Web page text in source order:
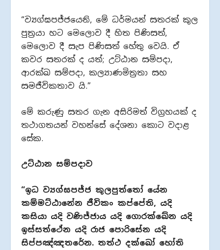
“ව්‍යග්ඝපජ්ජයෙනි, මේ ධර්මයන් සතරක් කුල
පුත්‍රයා හට මෙලොව දී හිත පිණිසත්,
මෙලොව දී සැප පිණිසත් හේතු වෙයි. ඒ
කවර සතරක් ද යත්; උට්ඨාන සම්පදා,
ආරක්ඛ සම්පදා, කල්‍යාණමිත්‍රතා සහ
සමජීවිකතාව යි.”
මේ කරුණු සතර ගැන අසිරිමත් විග්‍රහයක් ද
තථාගතයන් වහන්සේ දේශනා කොට වදාළ
සේක.
උට්ඨාන සම්පදාව
“ඉධ ව්‍යග්ඝපජ්ජ කුලපුත්තෝ යේන
කම්මට්ඨානේන ජීවිකං කප්පේති, යදි
කසියා යදි වණිජ්ජාය යදි ගොරක්ඛේන යදි
ඉස්සත්ථේන යදි රාජ පොරිසේන යදි
සිප්පඤ්ඤතරේන. තත්ථ දක්ඛෝ හෝති